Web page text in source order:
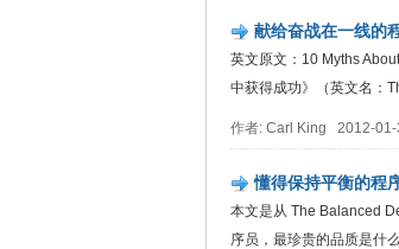
献给奋战在一线的
英文原文：10 Myths
中获得成功》（英文名：
作者: Carl King 2012-01-
懂得保持平衡的程
本文是从 The Balanced
序员，最珍贵的品质是什